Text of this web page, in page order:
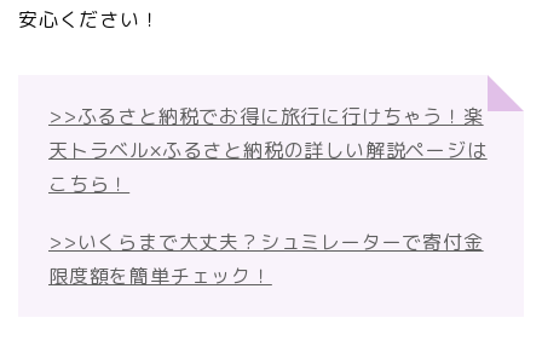
安心ください！
>>ふるさと納税でお得に旅行に行けちゃう！楽
天トラベル×ふるさと納税の詳しい解説ページは
こちら！
>>いくらまで大丈夫？シュミレーターで寄付金
限度額を簡単チェック！